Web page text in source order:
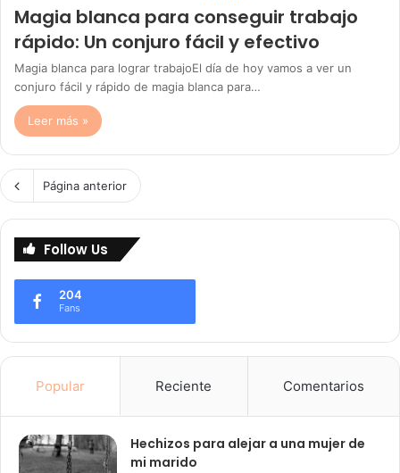
Magia blanca para conseguir trabajo
rápido: Un conjuro fácil y efectivo
Magia blanca para lograr trabajoEl día de hoy vamos a ver un
conjuro fácil y rápido de magia blanca para…
Leer más »
Página anterior
Follow Us
204
Fans
Popular Reciente Comentarios
Hechizos para alejar a una mujer de
mi marido